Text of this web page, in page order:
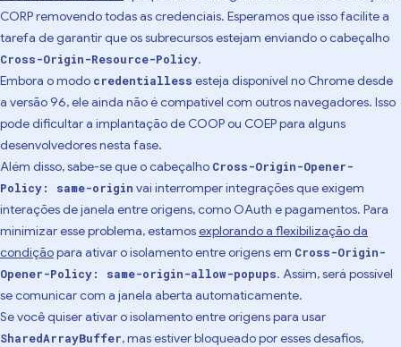
CORP removendo todas as credenciais. Esperamos que isso facilite a
tarefa de garantir que os subrecursos estejam enviando o cabeçalho
Cross-Origin-Resource-Policy.
Embora o modo credentialless esteja disponível no Chrome desde
a versão 96, ele ainda não é compatível com outros navegadores. Isso
pode dificultar a implantação de COOP ou COEP para alguns
desenvolvedores nesta fase.
Além disso, sabe-se que o cabeçalho Cross-Origin-Opener-
Policy: same-origin vai interromper integrações que exigem
interações de janela entre origens, como OAuth e pagamentos. Para
minimizar esse problema, estamosexplorando a flexibilização da
condiçãopara ativar o isolamento entre origens em Cross-Origin-
Opener-Policy: same-origin-allow-popups. Assim, será possível
se comunicar com a janela aberta automaticamente.
Se você quiser ativar o isolamento entre origens para usar
SharedArrayBuffer, mas estiver bloqueado por esses desafios,